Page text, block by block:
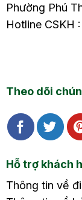
Phường Phú
Hotline CSKH
Theo dõi
Hỗ trợ khách
Thông tin về